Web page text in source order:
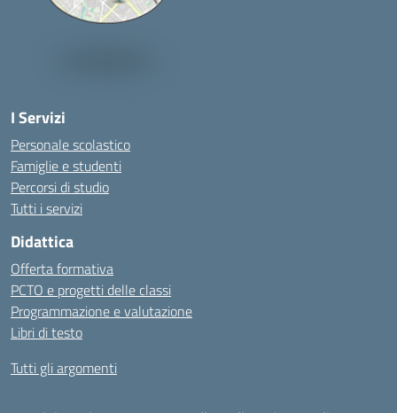
I Servizi
Personale scolastico
Famiglie e studenti
Percorsi di studio
Tutti i servizi
Didattica
Offerta formativa
PCTO e progetti delle classi
Programmazione e valutazione
Libri di testo
Tutti gli argomenti